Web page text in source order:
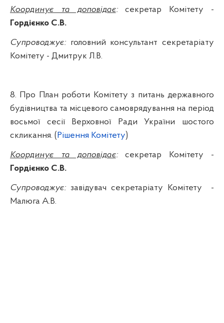
Координує та доповідає:секретар Комітету -
Гордієнко С.В.
Супроводжує: головний консультант секретаріату
Комітету - Дмитрук Л.В.
8. Про План роботи Комітету з питань державного
будівництва та місцевого самоврядування на період
восьмої сесії Верховної Ради України шостого
скликання. ( Рішення Комітету)
Координує та доповідає:секретар Комітету -
Гордієнко С.В.
Супроводжує: завідувач секретаріату Комітету
-
Малюга А.В.